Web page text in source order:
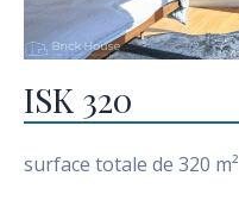
ISK 320
surface totale de 320 m²